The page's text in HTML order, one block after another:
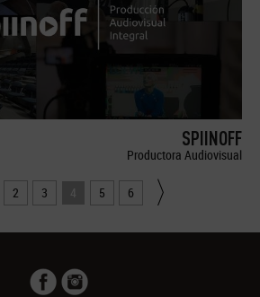
SPIINOFF
Productora Audiovisual
2 3 4 5 6